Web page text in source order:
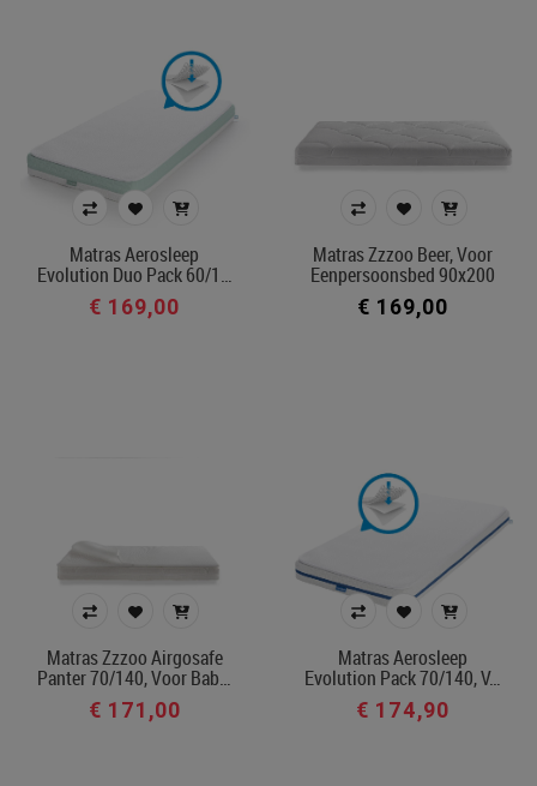
Matras Aerosleep
Evolution Duo Pack 60/1…
€ 169,00
Matras Zzzoo Beer, Voor
Eenpersoonsbed 90x200
€ 169,00
Matras Zzzoo Airgosafe
Panter 70/140, Voor Bab…
€ 171,00
Matras Aerosleep
Evolution Pack 70/140, V…
€ 174,90